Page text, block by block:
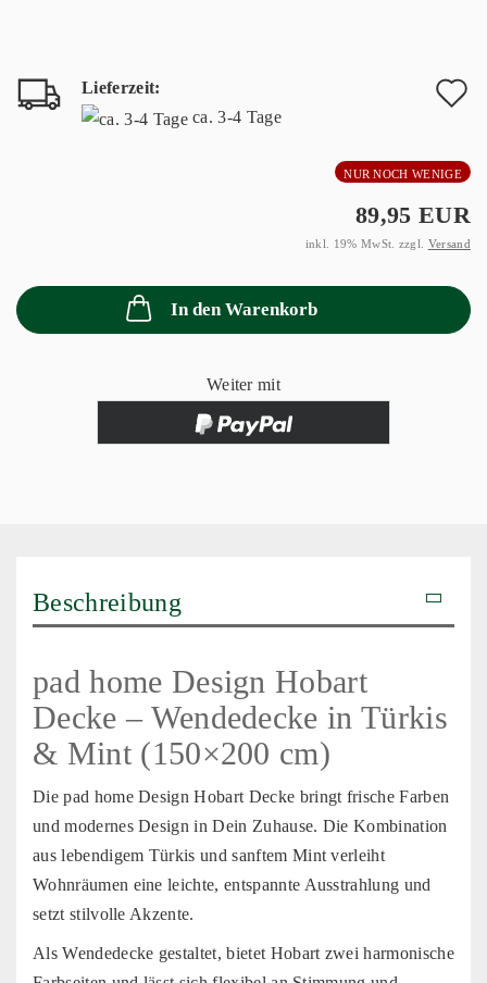
Lieferzeit:
ca. 3-4 Tage
NUR NOCH WENIGE
89,95 EUR
inkl. 19% MwSt. zzgl. Versand
In den Warenkorb
Weiter mit
Beschreibung
pad home Design Hobart
Decke – Wendedecke in Türkis
& Mint (150×200 cm)
Die pad home Design Hobart Decke bringt frische Farben
und modernes Design in Dein Zuhause. Die Kombination
aus lebendigem Türkis und sanftem Mint verleiht
Wohnräumen eine leichte, entspannte Ausstrahlung und
setzt stilvolle Akzente.
Als Wendedecke gestaltet, bietet Hobart zwei harmonische